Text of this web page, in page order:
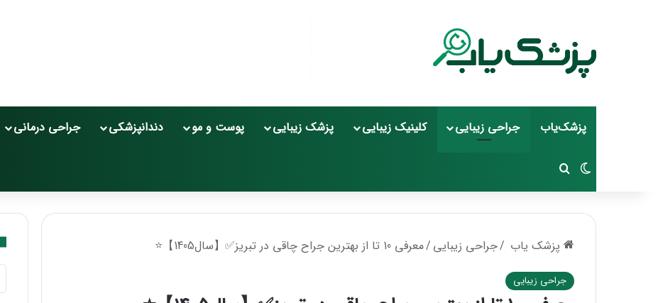
پزشک‌یاب جراحی زیبایی کلینیک زیبایی پزشک زیبایی پوست و مو دندانپزشکی جراحی درمانی
تغییر پوسته
جستجو برای
پزشک یاب /جراحی زیبایی /معرفی 10 تا از بهترین جراح چاقی در تبریز✅【سال1405】⭐
جراحی زیبایی